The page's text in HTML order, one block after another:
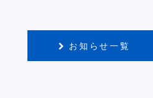
お知らせ一覧